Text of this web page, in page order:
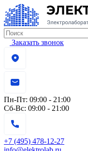
Заказать звонок
Пн-Пт: 09:00 - 21:00
Сб-Вс: 09:00 - 21:00
+7 (495) 478-12-27